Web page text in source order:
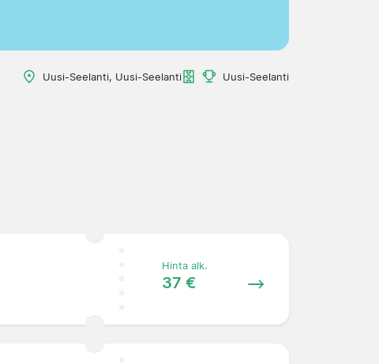
Uusi-Seelanti, Uusi-Seelanti Uusi-Seelanti
Hinta alk.
37 €